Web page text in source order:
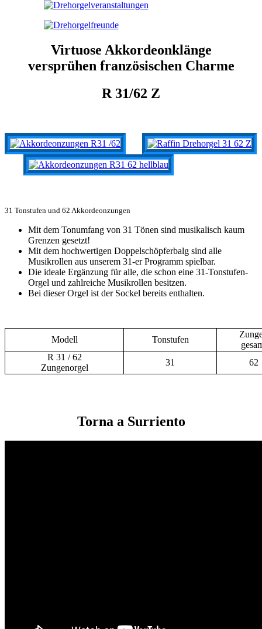
Virtuose Akkordeonklänge
versprühen französischen Charme
R 31/62 Z
31 Tonstufen und 62 Akkordeonzungen
Mit dem Tonumfang von 31 Tönen sind musikalisch kaum
Grenzen gesetzt!
Mit dem hochwertigen Doppelschöpferbalg sind alle
Musikrollen aus unserem 31-er Programm spielbar.
Die ideale Ergänzung für alle, die schon eine 31-Tonstufen-
Orgel und zahlreiche Musikrollen besitzen.
Bei dieser Orgel ist der Sockel bereits enthalten.
Modell Tonstufen
R 31 / 62
Zungenorgel
31 62
Torna a Surriento